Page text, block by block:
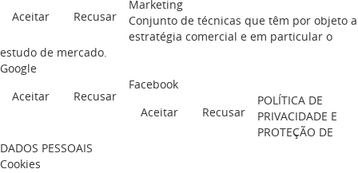
Aceitar
Recusar
Marketing
Conjunto de técnicas que têm por objeto a
estratégia comercial e em particular o
estudo de mercado.
Google
Aceitar
Recusar
Facebook
Aceitar
Recusar
POLÍTICA DE
PRIVACIDADE E
PROTEÇÃO DE
DADOS PESSOAIS
Cookies